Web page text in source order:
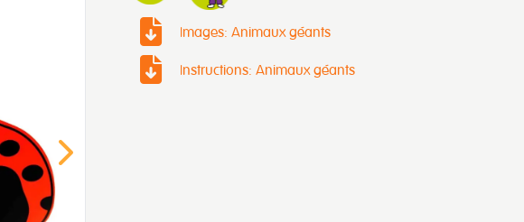
Images: Animaux géants
Instructions: Animaux géants